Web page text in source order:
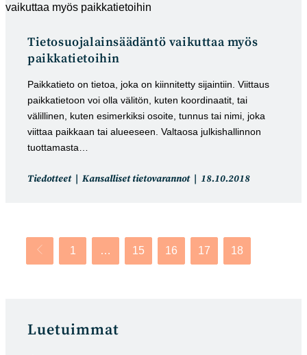
Tietosuojalainsäädäntö vaikuttaa myös
paikkatietoihin
Paikkatieto on tietoa, joka on kiinnitetty sijaintiin. Viittaus
paikkatietoon voi olla välitön, kuten koordinaatit, tai
välillinen, kuten esimerkiksi osoite, tunnus tai nimi, joka
viittaa paikkaan tai alueeseen. Valtaosa julkishallinnon
tuottamasta…
Artikkelin
Tiedotteet Kansalliset tietovarannot
Artikkeli
18.10.2018
Siirry edelliselle sivulle
1 … 15 16 17 18
Luetuimmat